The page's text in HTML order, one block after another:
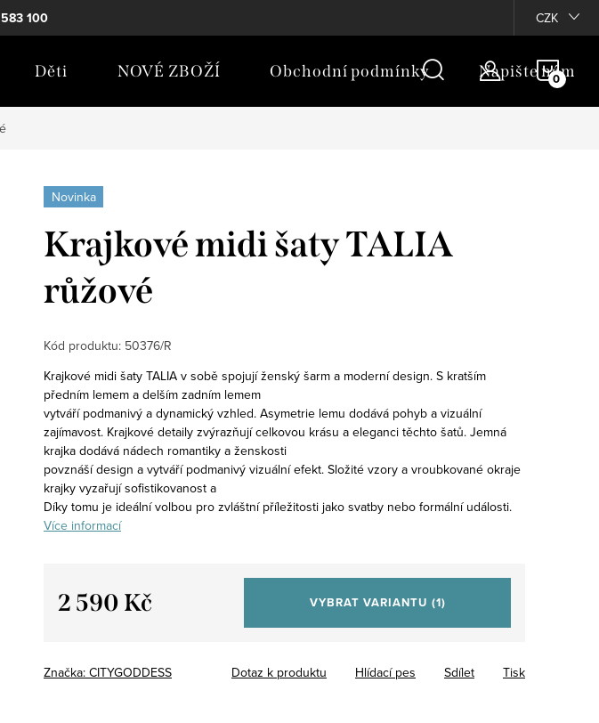
100Cookies CZK
Děti NOVÉ ZBOŽÍ Obchodní podmínky Napište nám
Novinka
Krajkové midi šaty TALIA
růžové
Kód produktu: 50376/R
Krajkové midi šaty TALIA v sobě spojují ženský šarm a moderní design. S kratším
předním lemem a delším zadním lemem
vytváří podmanivý a dynamický vzhled. Asymetrie lemu dodává pohyb a vizuální
zajímavost. Krajkové detaily zvýrazňují celkovou krásu a eleganci těchto šatů. Jemná
krajka dodává nádech romantiky a ženskosti
povznáší design a vytváří podmanivý vizuální efekt. Složité vzory a vroubkované okraje
krajky vyzařují sofistikovanost a
Díky tomu je ideální volbou pro zvláštní příležitosti jako svatby nebo formální události.
Více informací
2 590 Kč VYBRAT VARIANTU (1)
Značka: CITYGODDESS Tisk
Dotaz k produktu Hlídací pes Sdílet